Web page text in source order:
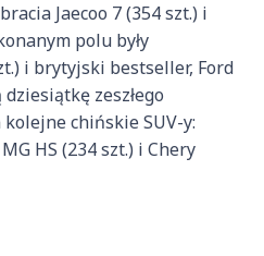
Jaecoo 7 (354 szt.) i
polu były
i brytyjski bestseller, Ford
dziesiątkę zeszłego
kolejne chińskie SUV-y:
HS (234 szt.) i Chery